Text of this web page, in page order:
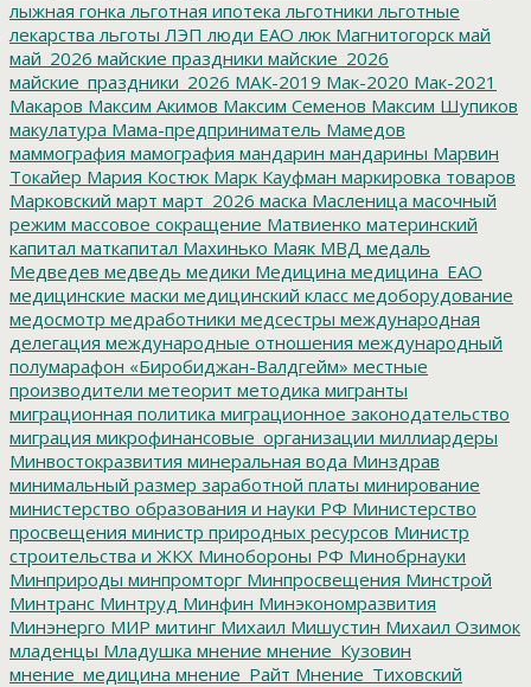
лыжная гонка льготная ипотека льготники льготные
лекарства льготы ЛЭП люди ЕАО люк Магнитогорск май
май_2026 майские праздники майские_2026
майские_праздники_2026 МАК-2019 Мак-2020 Мак-2021
Макаров Максим Акимов Максим Семенов Максим Шупиков
макулатура Мама-предприниматель Мамедов
маммография мамография мандарин мандарины Марвин
Токайер Мария Костюк Марк Кауфман маркировка товаров
Марковский март март_2026 маска Масленица масочный
режим массовое сокращение Матвиенко материнский
капитал маткапитал Махинько Маяк МВД медаль
Медведев медведь медики Медицина медицина_ЕАО
медицинские маски медицинский класс медоборудование
медосмотр медработники медсестры международная
делегация международные отношения международный
полумарафон «Биробиджан-Валдгейм» местные
производители метеорит методика мигранты
миграционная политика миграционное законодательство
миграция микрофинансовые_организации миллиардеры
Минвостокразвития минеральная вода Минздрав
минимальный размер заработной платы минирование
министерство образования и науки РФ Министерство
просвещения министр природных ресурсов Министр
строительства и ЖКХ Минобороны РФ Минобрнауки
Минприроды минпромторг Минпросвещения Минстрой
Минтранс Минтруд Минфин Минэкономразвития
Минэнерго МИР митинг Михаил Мишустин Михаил Озимок
младенцы Младушка мнение мнение_Кузовин
мнение_медицина мнение_Райт Мнение_Тиховский